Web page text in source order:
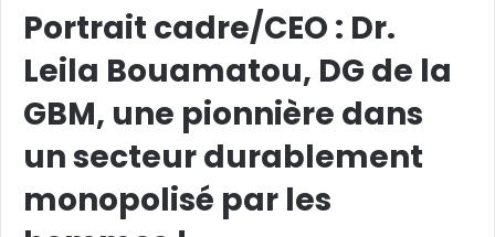
Portrait cadre/CEO : Dr.
Leila Bouamatou, DG de la
GBM, une pionnière dans
un secteur durablement
monopolisé par les